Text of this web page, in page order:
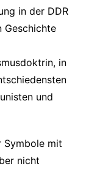
in der DDR
Geschichte
in
und
Symbole mit
nicht